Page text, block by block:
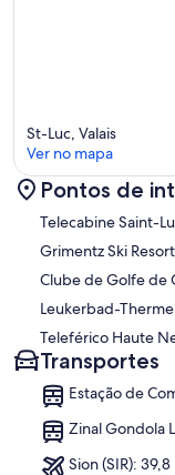
St-Luc, Valais
Ver no mapa
Pontos de
Telecabine Saint-
Grimentz Ski Resort
Clube de Golfe de
Leukerbad-Therme
Teleférico Haute
Transportes
Estação de
Zinal Gondola
Sion (SIR):